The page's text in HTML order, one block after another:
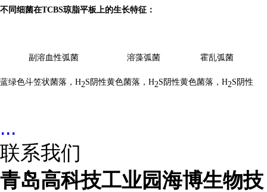
不同细菌在TCBS琼脂平板上的生长特征：
副溶血性弧菌
蓝绿色斗笠状菌落，H2S阴性
溶藻弧菌
黄色菌落，H2S阴性
霍乱弧菌
黄色菌落，H2S阴性
...
联系我们
青岛高科技工业园海博生物技